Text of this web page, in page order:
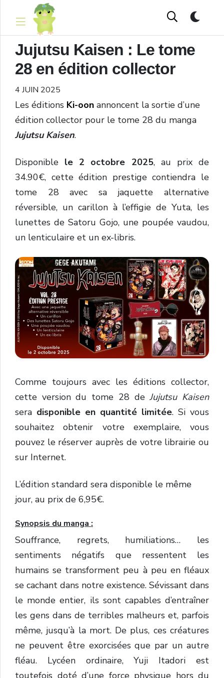
Jujutsu Kaisen : Le tome
28 en édition collector
4 JUIN 2025
Les éditions Ki-oon annoncent la sortie d’une
édition collector pour le tome 28 du manga
Jujutsu Kaisen.
Disponible le 2 octobre 2025, au prix de
34.90€, cette édition prestige contiendra le
tome 28avec sa jaquette alternative
réversible, un carillon à l’effigie de Yuta, les
lunettes de Satoru Gojo, une poupée vaudou,
un lenticulaire et un ex-libris.
Comme toujours avec les éditions collector,
cette version du tome 28 deJujutsu Kaisen
sera disponible en quantité limitée. Si vous
souhaitez obtenir votre exemplaire, vous
pouvez le réserver auprès de votre librairie ou
sur Internet.
L’édition standard sera disponible le même
jour, au prix de 6,95€.
Synopsis du manga :
Souffrance, regrets, humiliations… les
sentiments négatifs que ressentent les
humains se transforment peu à peu en fléaux
se cachant dans notre existence. Sévissant dans
le monde entier, ils sont capables d’entraîner
les gens dans de terribles malheurs et, parfois
même, jusqu’à la mort. De plus, ces créatures
ne peuvent être exorcisées que par un autre
fléau. Lycéen ordinaire, Yuji Itadori est
toutefois doté d’une force physique hors du